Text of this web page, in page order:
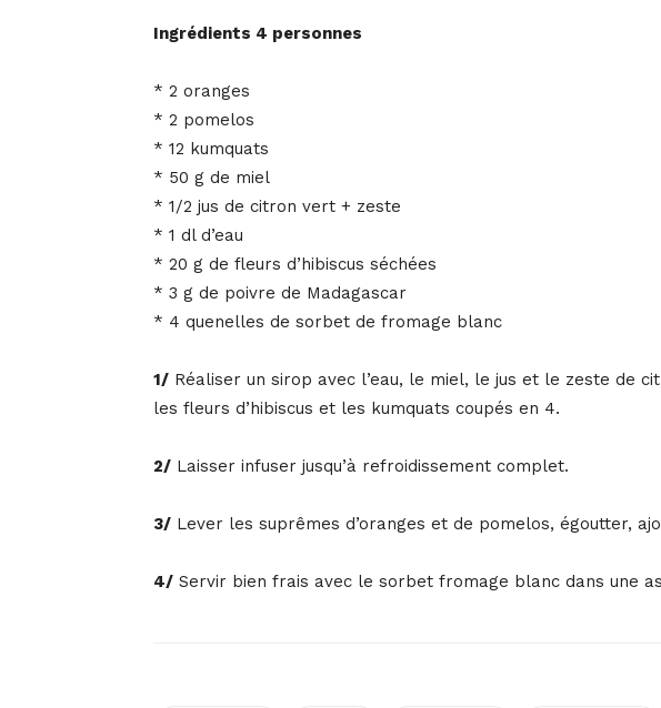
Ingrédients 4 personnes
* 2 oranges
* 2 pomelos
* 12 kumquats
* 50 g de miel
* 1/2 jus de citron vert + zeste
* 1 dl d’eau
* 20 g de fleurs d’hibiscus séchées
* 3 g de poivre de Madagascar
* 4 quenelles de sorbet de fromage blanc
1/ Réaliser un sirop avec l’eau, le miel, le jus et le zeste de
les fleurs d’hibiscus et les kumquats coupés en 4.
2/ Laisser infuser jusqu’à refroidissement complet.
3/ Lever les suprêmes d’oranges et de pomelos, égoutter,
4/ Servir bien frais avec le sorbet fromage blanc dans une